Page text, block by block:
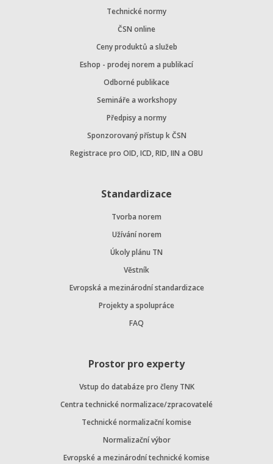
Technické normy
ČSN online
Ceny produktů a služeb
Eshop - prodej norem a publikací
Odborné publikace
Semináře a workshopy
Předpisy a normy
Sponzorovaný přístup k ČSN
Registrace pro OID, ICD, RID, IIN a OBU
Standardizace
Tvorba norem
Užívání norem
Úkoly plánu TN
Věstník
Evropská a mezinárodní standardizace
Projekty a spolupráce
FAQ
Prostor pro experty
Vstup do databáze pro členy TNK
Centra technické normalizace/zpracovatelé
Technické normalizační komise
Normalizační výbor
Evropské a mezinárodní technické komise